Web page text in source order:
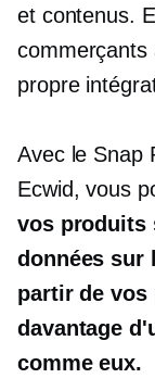
et contenus.
commerçants
propre
Avec le Snap
Ecwid, vous
vos produits
données sur
partir de vos
davantage
comme eux.